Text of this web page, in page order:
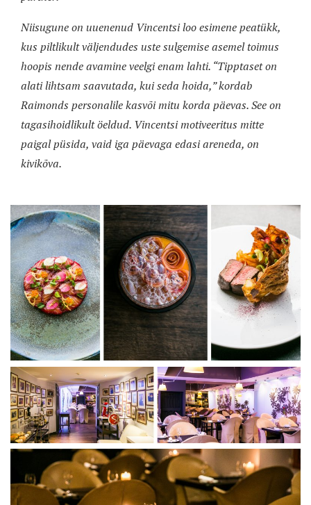
Niisugune on uuenenud Vincentsi loo esimene peatükk,
kus piltlikult väljendudes uste sulgemise asemel toimus
hoopis nende avamine veelgi enam lahti. “Tipptaset on
alati lihtsam saavutada, kui seda hoida,” kordab
Raimonds personalile kasvõi mitu korda päevas. See on
tagasihoidlikult öeldud. Vincentsi motiveeritus mitte
paigal püsida, vaid iga päevaga edasi areneda, on
kivikõva.